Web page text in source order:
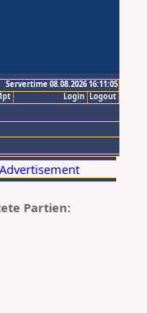
Servertime 08.08.2026 16:11:05
Logout
Login
Partien: